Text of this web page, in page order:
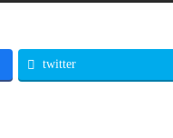
twitter